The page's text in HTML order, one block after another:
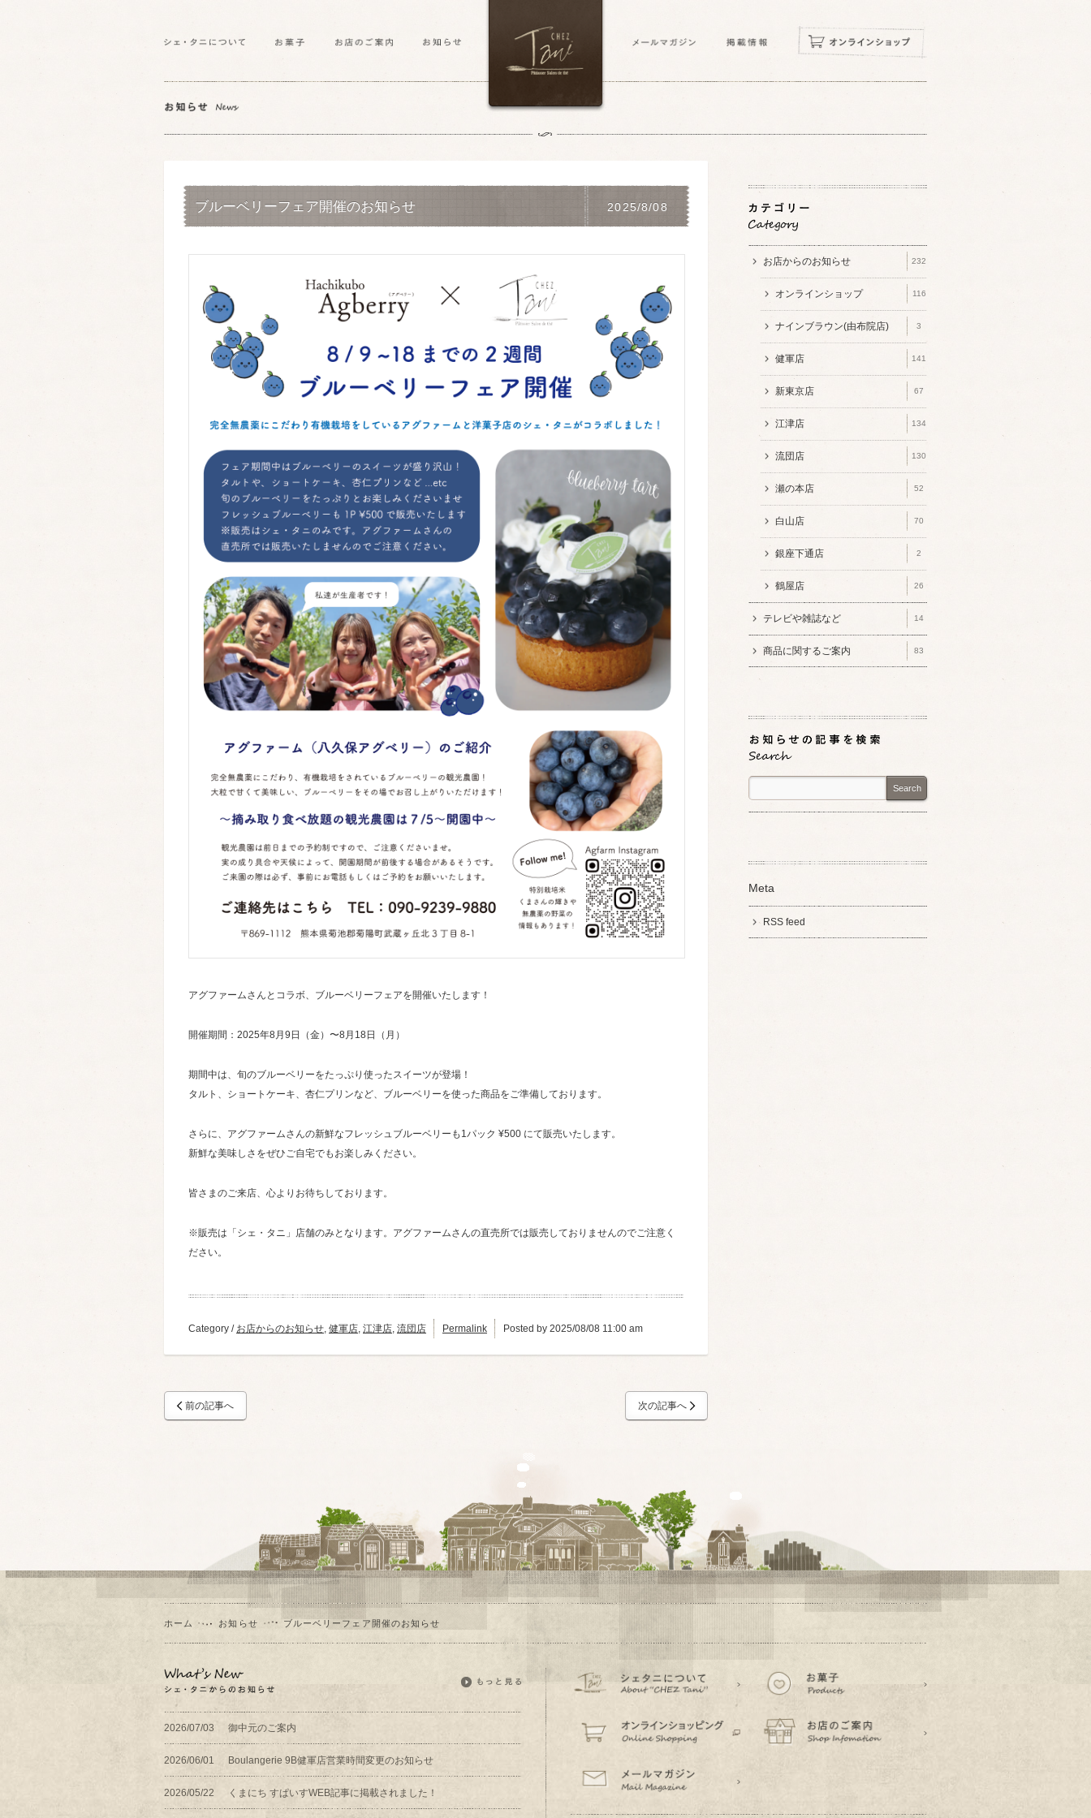
ブルーベリーフェア開催のお知らせ 2025/8/08
アグファームさんとコラボ、ブルーベリーフェアを開催いたします！
開催期間：2025年8月9日（金）〜8月18日（月）
期間中は、旬のブルーベリーをたっぷり使ったスイーツが登場！
タルト、ショートケーキ、杏仁プリンなど、ブルーベリーを使った商品をご準備しております。
さらに、アグファームさんの新鮮なフレッシュブルーベリーも1パック ¥500 にて販売いたします。
新鮮な美味しさをぜひご自宅でもお楽しみください。
皆さまのご来店、心よりお待ちしております。
※販売は「シェ・タニ」店舗のみとなります。アグファームさんの直売所では販売しておりませんのでご注意く
ださい。
Category / お店からのお知らせ 健軍店 江津店 流団店 Permalink Posted by 2025/08/08 11:00 am
前の記事へ 次の記事へ
お店からのお知らせ 232
オンラインショップ 116
ナインブラウン(由布院店) 3
健軍店 141
新東京店 67
江津店 134
流団店 130
瀬の本店 52
白山店 70
銀座下通店 2
鶴屋店 26
テレビや雑誌など 14
商品に関するご案内 83
Search
Meta
RSS feed
ホーム お知らせ ブルーベリーフェア開催のお知らせ
2026/07/03 御中元のご案内
2026/06/01 Boulangerie 9B健軍店営業時間変更のお知らせ
2026/05/22 くまにち すぱいすWEB記事に掲載されました！